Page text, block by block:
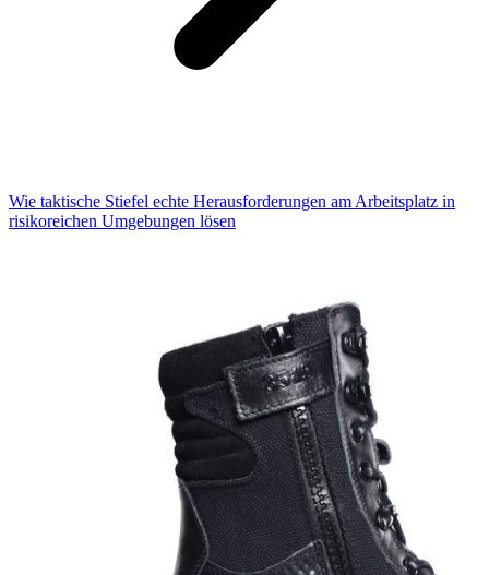
Wie taktische Stiefel echte Herausforderungen am Arbeitsplatz in
risikoreichen Umgebungen lösen